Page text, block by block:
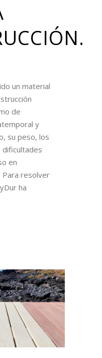
un material
de
y
su peso, los
en
resolver
ha